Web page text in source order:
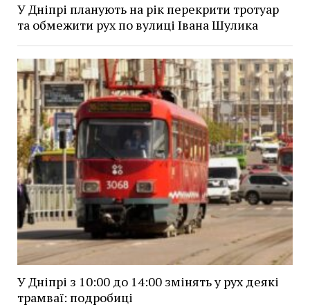
У Дніпрі планують на рік перекрити тротуар
та обмежити рух по вулиці Івана Шулика
У Дніпрі з 10:00 до 14:00 змінять у рух деякі
трамваї: подробиці